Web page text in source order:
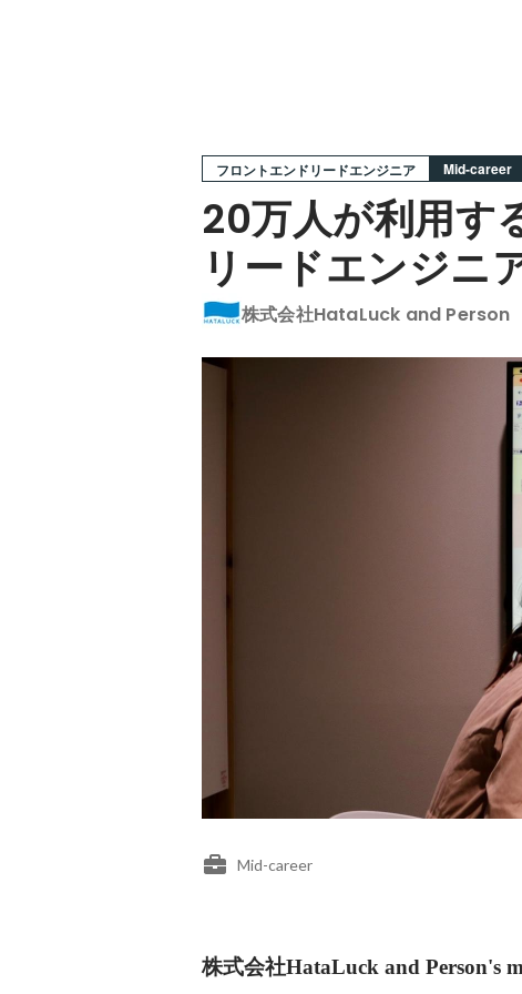
フロントエンドリードエンジニア Mid-career
20万人が利用す
リードエンジニ
株式会社HataLuck and Person
Mid-career
株式会社HataLuck and Person's